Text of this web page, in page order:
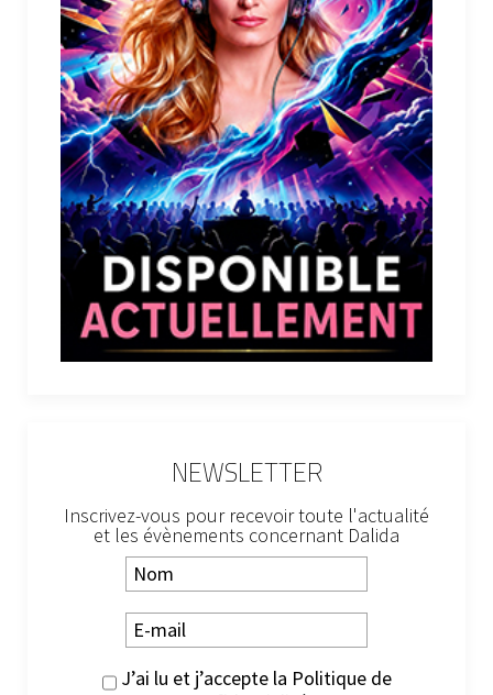
NEWSLETTER
Inscrivez-vous pour recevoir toute l'actualité
et les évènements concernant Dalida
J’ai lu et j’accepte la Politique de